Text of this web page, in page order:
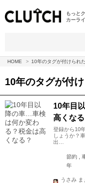
もっと
カーラ
HOME 10年のタグが付けられ
10年のタグが付
10年目
高くなる
登録から10
しょうか？
出…
節約 ,
年
うさみ